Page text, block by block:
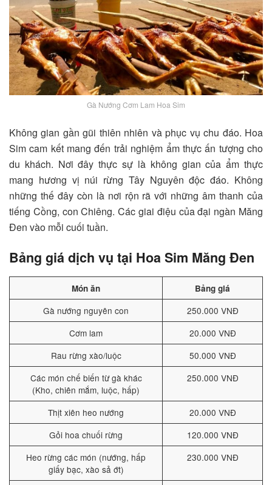
Gà Nướng Cơm Lam Hoa Sim
Không gian gần gũi thiên nhiên và phục vụ chu đáo. Hoa
Sim cam kết mang đến trải nghiệm ẩm thực ấn tượng cho
du khách. Nơi đây thực sự là không gian của ẩm thực
mang hương vị núi rừng Tây Nguyên độc đáo. Không
những thế đây còn là nơi rộn rã với những âm thanh của
tiếng Cồng, con Chiêng. Các giai điệu của đại ngàn Măng
Đen vào mỗi cuối tuần.
Bảng giá dịch vụ tại Hoa Sim Măng Đen
Món ăn Bảng giá
Gà nướng nguyên con
250.000 VNĐ
Cơm lam
20.000 VNĐ
Rau rừng xào/luộc
50.000 VNĐ
Các món chế biến từ gà khác
(Kho, chiên mắm, luộc, hấp)
250.000 VNĐ
Thịt xiên heo nướng
20.000 VNĐ
Gỏi hoa chuối rừng
120.000 VNĐ
Heo rừng các món (nướng, hấp
giấy bạc, xào sả ớt)
230.000 VNĐ